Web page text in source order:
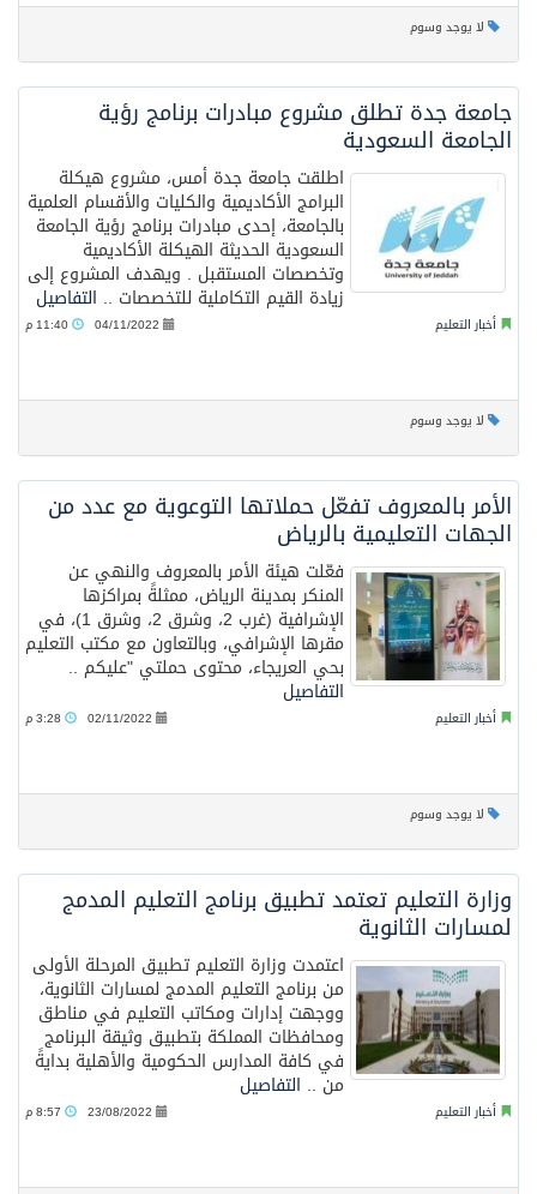
لا يوجد وسوم
جامعة جدة تطلق مشروع مبادرات برنامج رؤية
الجامعة السعودية
اطلقت جامعة جدة أمس، مشروع هيكلة
البرامج الأكاديمية والكليات والأقسام العلمية
بالجامعة، إحدى مبادرات برنامج رؤية الجامعة
السعودية الحديثة الهيكلة الأكاديمية
وتخصصات المستقبل . ويهدف المشروع إلى
زيادة القيم التكاملية للتخصصات .. التفاصيل
أخبار التعليم 04/11/2022
لا يوجد وسوم
الأمر بالمعروف تفعّل حملاتها التوعوية مع عدد من
الجهات التعليمية بالرياض
فعّلت هيئة الأمر بالمعروف والنهي عن
المنكر بمدينة الرياض، ممثلةً بمراكزها
الإشرافية (غرب 2، وشرق 2، وشرق 1)، في
مقرها الإشرافي، وبالتعاون مع مكتب التعليم
بحي العريجاء، محتوى حملتي "عليكم ..
التفاصيل
أخبار التعليم 02/11/2022
لا يوجد وسوم
وزارة التعليم تعتمد تطبيق برنامج التعليم المدمج
لمسارات الثانوية
اعتمدت وزارة التعليم تطبيق المرحلة الأولى
من برنامج التعليم المدمج لمسارات الثانوية،
ووجهت إدارات ومكاتب التعليم في مناطق
ومحافظات المملكة بتطبيق وثيقة البرنامج
في كافة المدارس الحكومية والأهلية بدايةً
من .. التفاصيل
أخبار التعليم 23/08/2022